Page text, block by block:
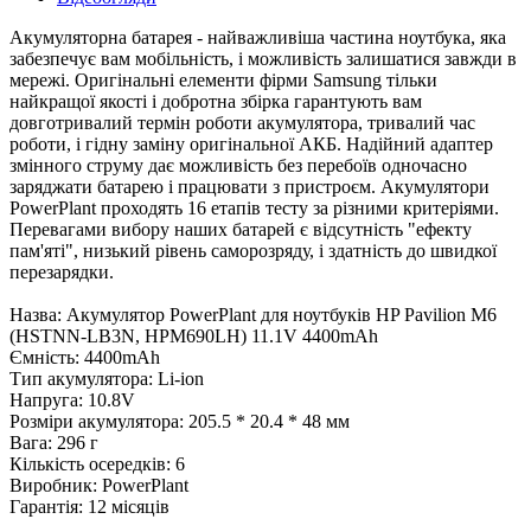
Акумуляторна батарея - найважливіша частина ноутбука, яка
забезпечує вам мобільність, і можливість залишатися завжди в
мережі. Оригінальні елементи фірми Samsung тільки
найкращої якості і добротна збірка гарантують вам
довготривалий термін роботи акумулятора, тривалий час
роботи, і гідну заміну оригінальної АКБ. Надійний адаптер
змінного струму дає можливість без перебоїв одночасно
заряджати батарею і працювати з пристроєм. Акумулятори
PowerPlant проходять 16 етапів тесту за різними критеріями.
Перевагами вибору наших батарей є відсутність "ефекту
пам'яті", низький рівень саморозряду, і здатність до швидкої
перезарядки.
Назва: Акумулятор PowerPlant для ноутбуків HP Pavilion M6
(HSTNN-LB3N, HPM690LH) 11.1V 4400mAh
Ємність: 4400mAh
Тип акумулятора: Li-ion
Напруга: 10.8V
Розміри акумулятора: 205.5 * 20.4 * 48 мм
Вага: 296 г
Кількість осередків: 6
Виробник: PowerPlant
Гарантія: 12 місяців